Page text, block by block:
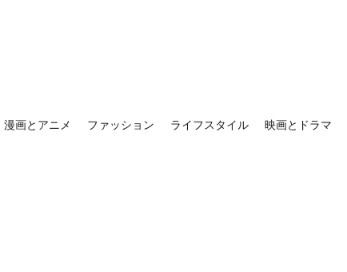
漫画とアニメ ファッション ライフスタイル 映画とドラマ